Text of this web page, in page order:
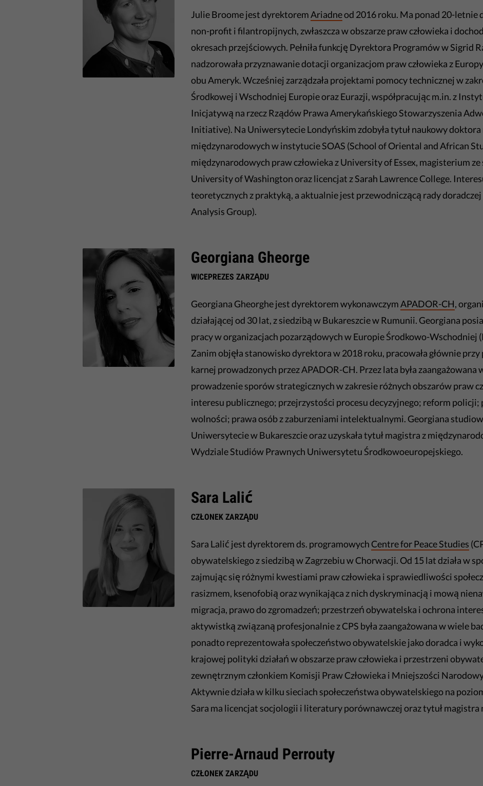
Julie Broome jest dyrektoremAriadneod 2016 roku. Ma ponad 20-letnie
non-profit i filantropijnych, zwłaszcza w obszarze praw człowieka i
okresach przejściowych. Pełniła funkcję Dyrektora Programów w Sigrid
nadzorowała przyznawanie dotacji organizacjom praw człowieka z
obu Ameryk. Wcześniej zarządzała projektami pomocy technicznej w
Środkowej i Wschodniej Europie oraz Eurazji, współpracując m.in. z
Inicjatywą na rzecz Rządów Prawa Amerykańskiego Stowarzyszenia
Initiative). Na Uniwersytecie Londyńskim zdobyła tytuł naukowy
międzynarodowych w instytucie SOAS (School of Oriental and African
międzynarodowych praw człowieka z University of Essex, magisterium
University of Washington oraz licencjat z Sarah Lawrence College.
teoretycznych z praktyką, a aktualnie jest przewodniczącą rady
Analysis Group).
Georgiana Gheorge
WICEPREZES ZARZĄDU
Georgiana Gheorghe jest dyrektorem wykonawczymAPADOR-CH,
działającej od 30 lat, z siedzibą w Bukareszcie w Rumunii. Georgiana p
pracy w organizacjach pozarządowych w Europie Środkowo-Wschodniej
Zanimobjęła stanowisko dyrektora w 2018 roku, pracowała głównie
karnej prowadzonych przez APADOR-CH. Przez lata była
prowadzenie sporów strategicznych w zakresie różnych obszarów praw
interesu publicznego; przejrzystości procesu decyzyjnego; reform policji;
wolności; prawa osób z zaburzeniami intelektualnymi. Georgiana
Uniwersytecie w Bukareszcie oraz uzyskała tytuł magistra z
Wydziale Studiów Prawnych Uniwersytetu Środkowoeuropejskiego.
Sara Lalić
CZŁONEK ZARZĄDU
Sara Lalić jest dyrektorem ds. programowych Centre for Peace Studies
obywatelskiego z siedzibą w Zagrzebiu w Chorwacji. Od 15 lat działa w
zajmując się różnymi kwestiami praw człowieka i sprawiedliwości
rasizmem, ksenofobią oraz wynikająca z nich dyskryminacją i mową
migracja, prawo do zgromadzeń; przestrzeń obywatelska i ochrona
aktywistką związaną profesjonalnie z CPS była zaangażowana w wiele
ponadto reprezentowała społeczeństwo obywatelskie jako doradca i
krajowej polityki działań w obszarze praw człowieka i przestrzeni
zewnętrznym członkiem Komisji Praw Człowieka i Mniejszości
Aktywnie działa w kilku sieciach społeczeństwa obywatelskiego na
Sara ma licencjat socjologii i literatury porównawczej oraz tytuł magistra
Pierre-Arnaud Perrouty
CZŁONEK ZARZĄDU